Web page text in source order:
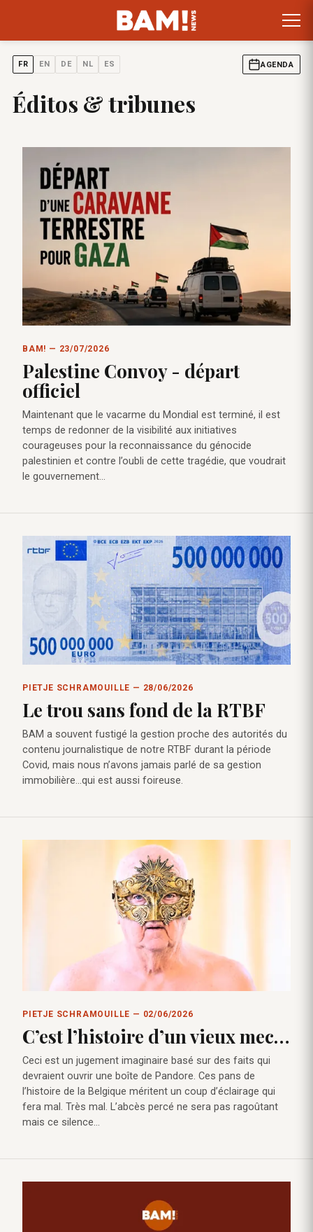
FR EN DE NL ES AGENDA
Éditos & tribunes
BAM! — 23/07/2026
Palestine Convoy - départ
officiel
Maintenant que le vacarme du Mondial est terminé, il est
temps de redonner de la visibilité aux initiatives
courageuses pour la reconnaissance du génocide
palestinien et contre l’oubli de cette tragédie, que voudrait
le gouvernement…
PIETJE SCHRAMOUILLE — 28/06/2026
Le trou sans fond de la RTBF
BAM a souvent fustigé la gestion proche des autorités du
contenu journalistique de notre RTBF durant la période
Covid, mais nous n’avons jamais parlé de sa gestion
immobilière…qui est aussi foireuse.
PIETJE SCHRAMOUILLE — 02/06/2026
C’est l’histoire d’un vieux mec…
Ceci est un jugement imaginaire basé sur des faits qui
devraient ouvrir une boîte de Pandore. Ces pans de
l’histoire de la Belgique méritent un coup d’éclairage qui
fera mal. Très mal. L’abcès percé ne sera pas ragoûtant
mais ce silence…